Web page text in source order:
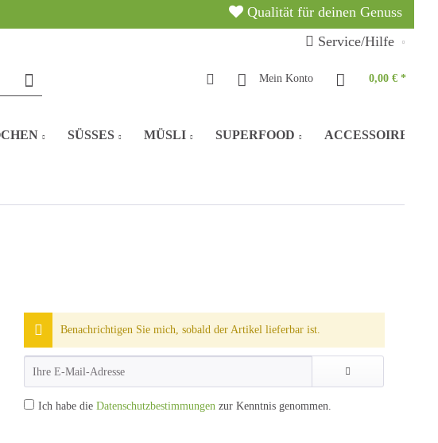
Qualität für deinen Genuss
Service/Hilfe
Mein Konto 0,00 € *
SÜSSES MÜSLI SUPERFOOD ACCESSOIRES
Benachrichtigen Sie mich, sobald der Artikel lieferbar ist.
Ich habe dieDatenschutzbestimmungen zur Kenntnis genommen.